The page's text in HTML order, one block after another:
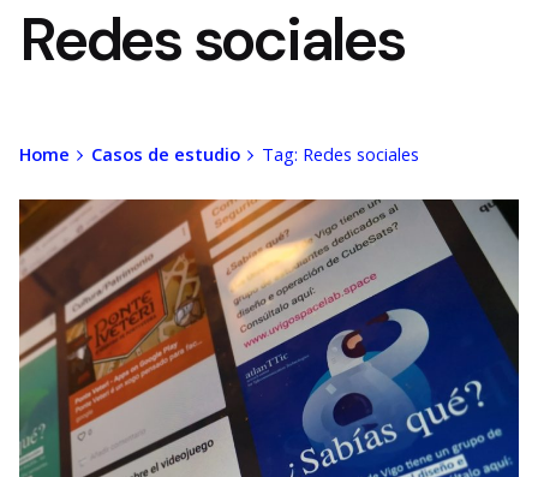
Redes sociales
Home Casos de estudio Tag: Redes sociales